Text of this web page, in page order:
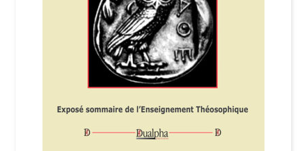
Politique de confidentialité et cookies
Qui sommes-nous ?
Soutien à Philippe Randa
Suivi de la Commande